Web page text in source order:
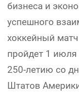
бизнеса и
успешного
хоккейный
пройдет 1
250-летию со
Штатов